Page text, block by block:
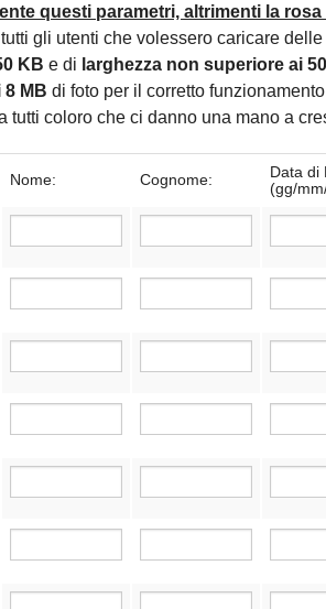
questi parametri, altrimenti la
gli utenti che volessero caricare
KB e di larghezza non superiore ai
MB di foto per il corretto
tutti coloro che ci danno una mano a
Nome: Cognome:
Data di
(gg/